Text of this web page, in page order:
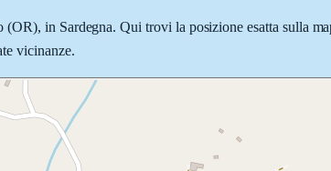
in Sardegna. Qui trovi la posizione esatta sulla
vicinanze.